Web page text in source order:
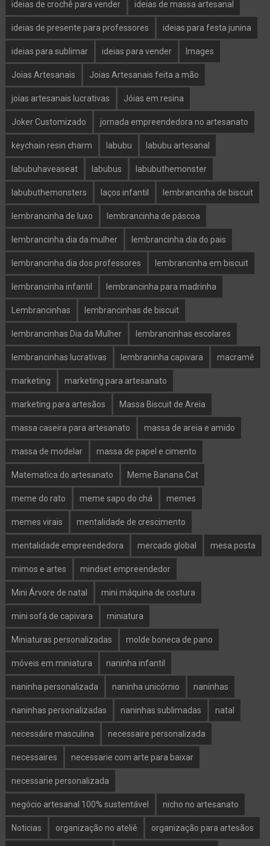
ideias de crochê para vender ideias de massa artesanal
ideias de presente para professores ideias para festa junina
ideias para sublimar ideias para vender Images
Joias Artesanais Joias Artesanais feita a mão
joias artesanais lucrativas Jóias em resina
Joker Customizado jornada empreendedora no artesanato
keychain resin charm labubu labubu artesanal
labubuhaveaseat labubus labubuthemonster
labubuthemonsters laços infantil lembrancinha de biscuit
lembrancinha de luxo lembrancinha de páscoa
lembrancinha dia da mulher lembrancinha dia do pais
lembrancinha dia dos professores lembrancinha em biscuit
lembrancinha infantil lembrancinha para madrinha
Lembrancinhas lembrancinhas de biscuit
lembrancinhas Dia da Mulher lembrancinhas escolares
lembrancinhas lucrativas lembraninha capivara macramê
marketing marketing para artesanato
marketing para artesãos Massa Biscuit de Areia
massa caseira para artesanato massa de areia e amido
massa de modelar massa de papel e cimento
Matematica do artesanato Meme Banana Cat
meme do rato meme sapo do chá memes
memes virais mentalidade de crescimento
mentalidade empreendedora mercado global mesa posta
mimos e artes mindset empreendedor
Mini Árvore de natal mini máquina de costura
mini sofá de capivara miniatura
Miniaturas personalizadas molde boneca de pano
móveis em miniatura naninha infantil
naninha personalizada naninha unicórnio naninhas
naninhas personalizadas naninhas sublimadas natal
necessáire masculina necessaire personalizada
necessaires necessarie com arte para baixar
necessarie personalizada
negócio artesanal 100% sustentável nicho no artesanato
Noticias organização no ateliê organização para artesãos